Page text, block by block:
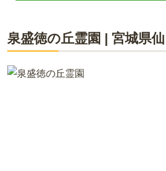
2020年3月、仙台市秋保町に新たに誕
泉盛徳の丘霊園 | 宮城県